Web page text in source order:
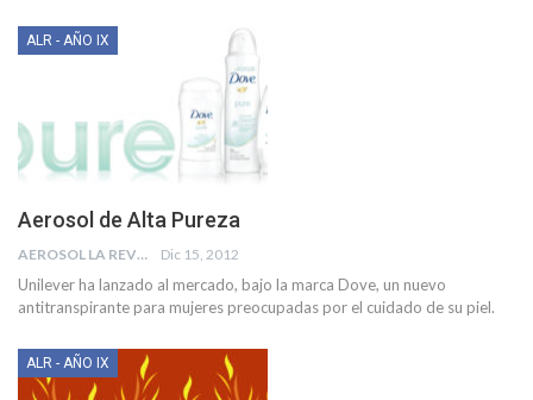
ALR - AÑO IX
Aerosol de Alta Pureza
AEROSOL LA REVISTA Dic 15, 2012
Unilever ha lanzado al mercado, bajo la marca Dove, un nuevo
antitranspirante para mujeres preocupadas por el cuidado de su piel.
ALR - AÑO IX